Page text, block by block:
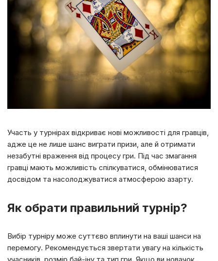
Участь у турнірах відкриває нові можливості для гравців,
адже це не лише шанс виграти призи, але й отримати
незабутні враження від процесу гри. Під час змагання
гравці мають можливість спілкуватися, обмінюватися
досвідом та насолоджуватися атмосферою азарту.
Як обрати правильний турнір?
Вибір турніру може суттєво вплинути на ваші шанси на
перемогу. Рекомендується звертати увагу на кількість